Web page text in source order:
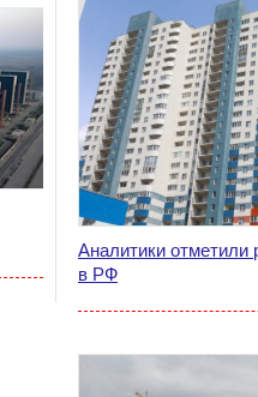
Аналитики отметили
в РФ